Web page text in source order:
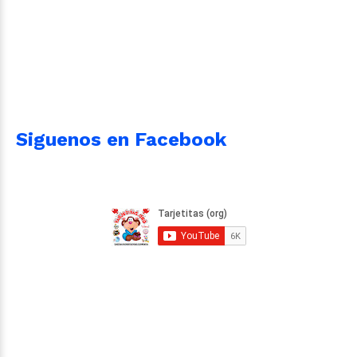
Siguenos en Facebook